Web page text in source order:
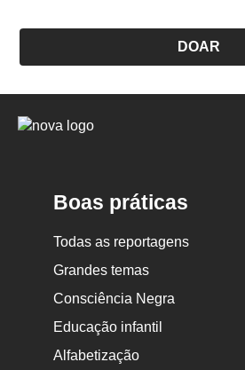
DOAR
Logo
Boas práticas
Todas as reportagens
Grandes temas
Consciência Negra
Educação infantil
Alfabetização